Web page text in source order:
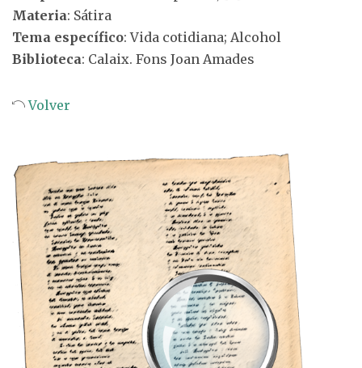
Materia: Sátira
Tema específico: Vida cotidiana; Alcohol
Biblioteca: Calaix. Fons Joan Amades
Volver